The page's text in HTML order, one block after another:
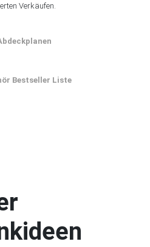
Verkäufen.
Bestseller Liste